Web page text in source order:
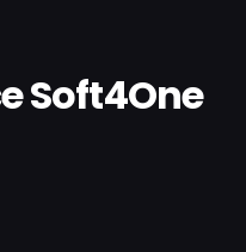
Soft4One